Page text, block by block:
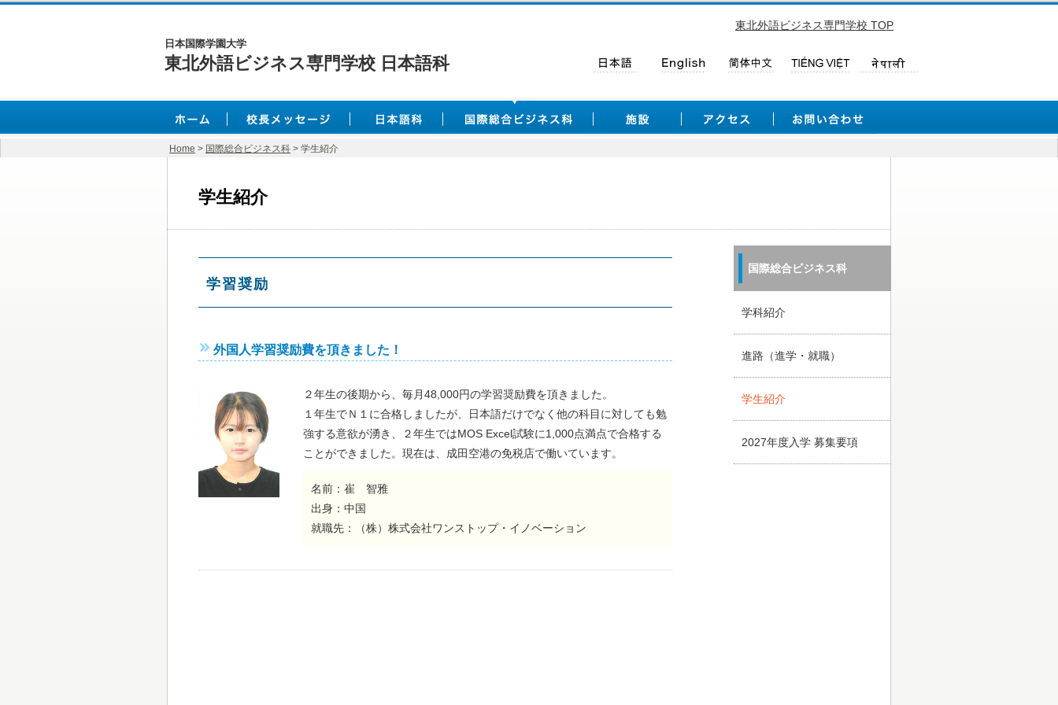
日本国際学園大学
東北外語ビジネス専門学校 日本語科
東北外語ビジネス専門学校 TOP
Home > 国際総合ビジネス科 > 学生紹介
学生紹介
学習奨励
外国人学習奨励費を頂きました！
２年生の後期から、毎月48,000円の学習奨励費を頂きました。
１年生でＮ１に合格しましたが、日本語だけでなく他の科目に対しても勉
強する意欲が湧き、２年生ではMOS Excel試験に1,000点満点で合格する
ことができました。現在は、成田空港の免税店で働いています。
名前：崔 智雅
出身：中国
就職先：（株）株式会社ワンストップ・イノベーション
国際総合ビジネス科
学科紹介
進路（進学・就職）
学生紹介
2027年度入学 募集要項